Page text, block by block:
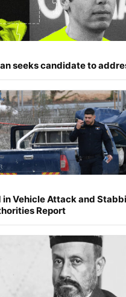
seeks candidate to
in Vehicle Attack and
Report